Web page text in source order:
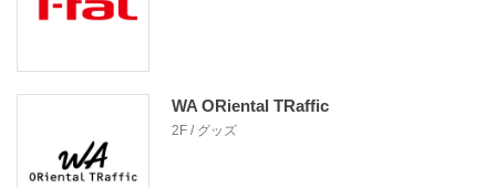
WA ORiental TRaffic
2F / グッズ